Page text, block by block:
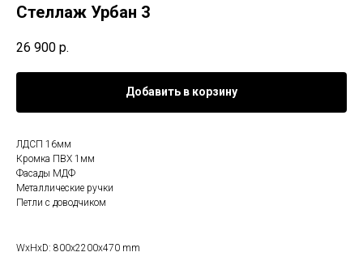
Стеллаж Урбан 3
26 900 р.
Добавить в корзину
ЛДСП 16мм
Кромка ПВХ 1мм
Фасады МДФ
Металлические ручки
Петли с доводчиком
WxHxD: 800x2200x470 mm